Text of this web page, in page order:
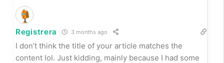
Registrera 3 months ago
I don’t think the title of your article matches the
content lol. Just kidding, mainly because I had some